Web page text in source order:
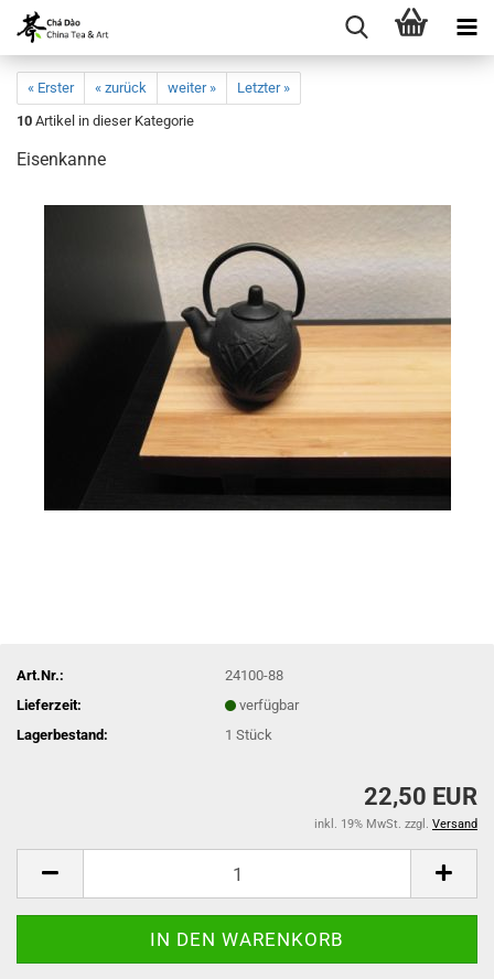
« Erster « zurück weiter »
Letzter »
10 Artikel in dieser Kategorie
Eisenkanne
Art.Nr.:
24100-88
Lieferzeit:
verfügbar
Lagerbestand:
1Stück
22,50 EUR
inkl. 19% MwSt. zzgl. Versand